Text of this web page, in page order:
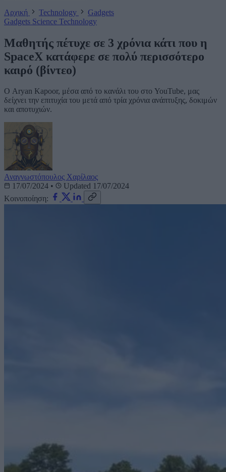
Αρχική
Technology
Gadgets
Gadgets Science Technology
Μαθητής πέτυχε σε 3 χρόνια κάτι που η
SpaceX κατάφερε σε πολύ περισσότερο
καιρό (βίντεο)
Ο Aryan Kapoor, μέσα από το κανάλι του στο YouTube, μας
δείχνει την επιτυχία του μετά από τρία χρόνια ανάπτυξης, δοκιμών
και αποτυχιών.
Αναγνωστόπουλος Χαρίλαος
17/07/2024 •
Updated 17/07/2024
Κοινοποίηση: